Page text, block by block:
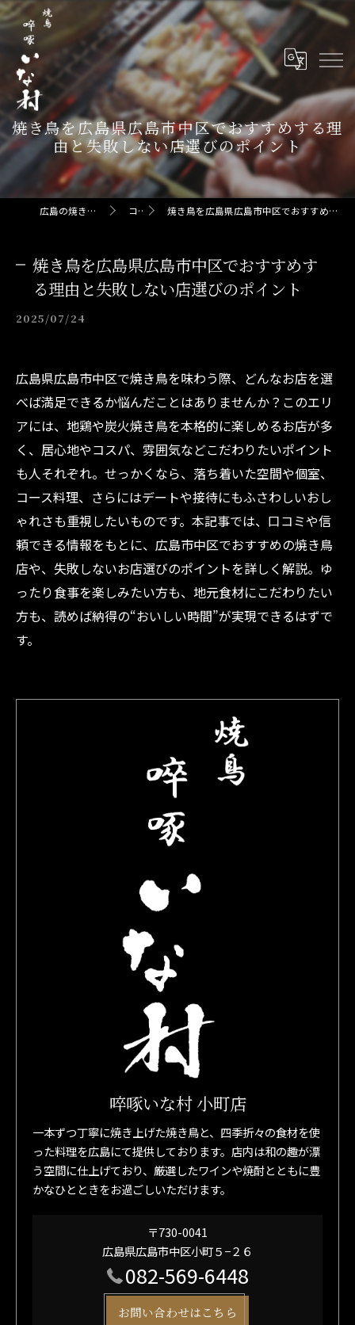
焼き鳥を広島県広島市中区でおすすめする理
由と失敗しない店選びのポイント
広島の焼き鳥なら啐啄 いな村 コラム 焼き鳥を広島県広島市中区でおすすめする理由と失敗しない店選びのポイント
焼き鳥を広島県広島市中区でおすすめす
る理由と失敗しない店選びのポイント
2025/07/24
広島県広島市中区で焼き鳥を味わう際、どんなお店を選
べば満足できるか悩んだことはありませんか？このエリ
アには、地鶏や炭火焼き鳥を本格的に楽しめるお店が多
く、居心地やコスパ、雰囲気などこだわりたいポイント
も人それぞれ。せっかくなら、落ち着いた空間や個室、
コース料理、さらにはデートや接待にもふさわしいおし
ゃれさも重視したいものです。本記事では、口コミや信
頼できる情報をもとに、広島市中区でおすすめの焼き鳥
店や、失敗しないお店選びのポイントを詳しく解説。ゆ
ったり食事を楽しみたい方も、地元食材にこだわりたい
方も、読めば納得の“おいしい時間”が実現できるはずで
す。
啐啄いな村 小町店
一本ずつ丁寧に焼き上げた焼き鳥と、四季折々の食材を使
った料理を広島にて提供しております。店内は和の趣が漂
う空間に仕上げており、厳選したワインや焼酎とともに豊
かなひとときをお過ごしいただけます。
〒730-0041
広島県広島市中区小町５−２６
082-569-6448
お問い合わせはこちら